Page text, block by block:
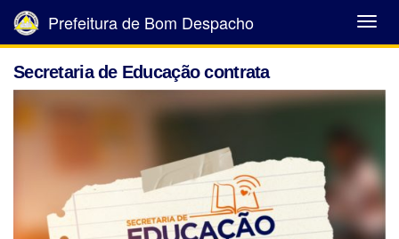
Abrir
Menu
Prefeitura de Bom Despacho
Secretaria de Educação contrata